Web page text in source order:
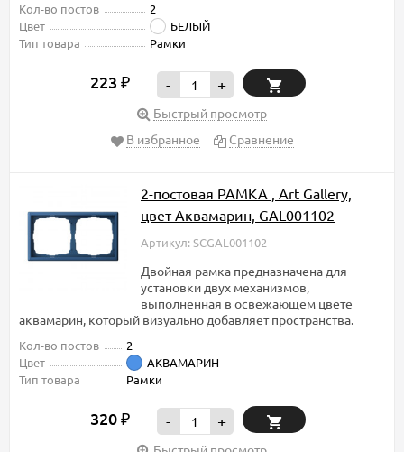
Кол-во постов
2
Цвет
БЕЛЫЙ
Тип товара
Рамки
223 ₽ - +
Быстрый просмотр
В избранное
Сравнение
2-постовая РАМКА , Art Gallery,
цвет Аквамарин, GAL001102
Артикул: SCGAL001102
Двойная рамка предназначена для
установки двух механизмов,
выполненная в освежающем цвете
аквамарин, который визуально добавляет пространства.
Кол-во постов
2
Цвет
АКВАМАРИН
Тип товара
Рамки
320 ₽ - +